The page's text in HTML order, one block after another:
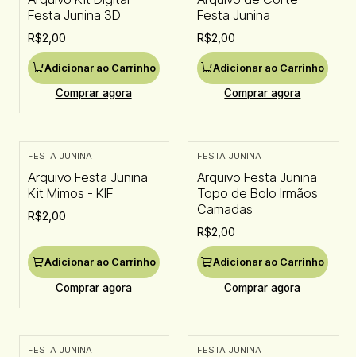
Festa Junina 3D
R$2,00
Adicionar ao Carrinho
Comprar agora
Festa Junina
R$2,00
Adicionar ao Carrinho
Comprar agora
FESTA JUNINA
Arquivo Festa Junina
Kit Mimos - KIF
R$2,00
Adicionar ao Carrinho
Comprar agora
FESTA JUNINA
Arquivo Festa Junina
Topo de Bolo Irmãos
Camadas
R$2,00
Adicionar ao Carrinho
Comprar agora
FESTA JUNINA FESTA JUNINA